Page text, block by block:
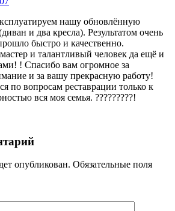
нашу обновлённую
и два кресла). Результатом очень
быстро и качественно.
и талантливый человек да ещё и
! Спасибо вам огромное за
и за вашу прекрасную работу!
по вопросам реставрации только к
вся моя семья. ?????????!
опубликован. Обязательные поля